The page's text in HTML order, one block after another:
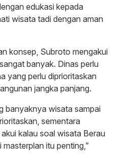
edukasi kepada
wisata tadi dengan aman
konsep, Subroto mengakui
banyak. Dinas perlu
yang perlu diprioritaskan
jangka panjang.
banyaknya wisata sampai
sementara
kalau soal wisata Berau
itu penting,”